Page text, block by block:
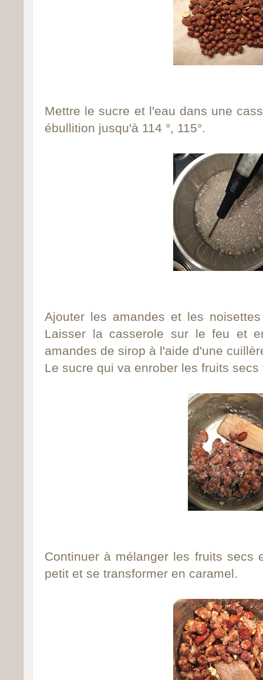
Mettre le sucre et l'eau dans une
ébullition jusqu'à 114 °, 115°.
Ajouter les amandes et les
Laisser la casserole sur le feu et
amandes de sirop à l'aide d'une
Le sucre qui va enrober les fruits
Continuer à mélanger les fruits secs
petit et se transformer en caramel.